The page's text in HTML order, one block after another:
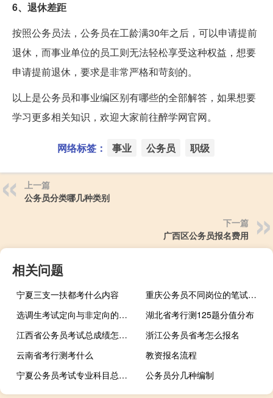
6、退休差距
按照公务员法，公务员在工龄满30年之后，可以申请提前
退休，而事业单位的员工则无法轻松享受这种权益，想要
申请提前退休，要求是非常严格和苛刻的。
以上是公务员和事业编区别有哪些的全部解答，如果想要
学习更多相关知识，欢迎大家前往醉学网官网。
网络标签： 事业 公务员 职级
上一篇
公务员分类哪几种类别
下一篇
广西区公务员报名费用
相关问题
宁夏三支一扶都考什么内容
重庆公务员不同岗位的笔试合格线为多少
选调生考试定向与非定向的区别
湖北省考行测125题分值分布
江西省公务员考试总成绩怎么算
浙江公务员省考怎么报名
云南省考行测考什么
教资报名流程
宁夏公务员考试专业科目总分是多少
公务员分几种编制